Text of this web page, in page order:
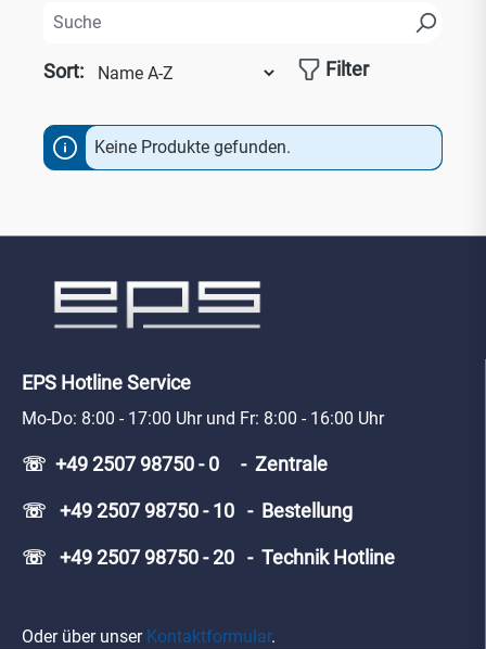
Filter
Sort:
Keine Produkte gefunden.
EPS Hotline Service
Mo-Do: 8:00 - 17:00 Uhr und Fr: 8:00 - 16:00 Uhr
☏ +49 2507 98750 - 0 - Zentrale
☏ +49 2507 98750 - 10 - Bestellung
☏ +49 2507 98750 - 20 - Technik Hotline
Oder über unser Kontaktformular.